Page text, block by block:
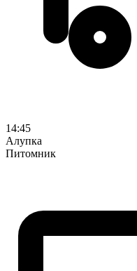
14:45
Алупка
Питомник